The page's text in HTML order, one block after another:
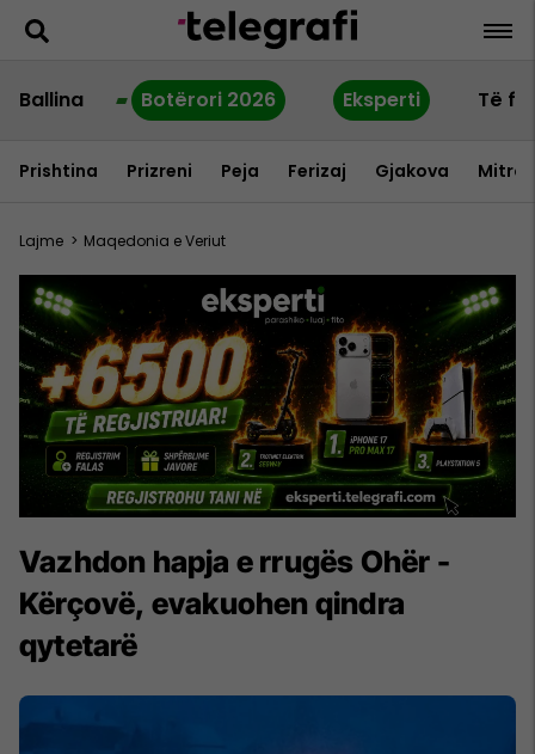
Ballina Botërori 2026 Eksperti Të
Prishtina Prizreni Peja Ferizaj Gjakova
Lajme > Maqedonia e Veriut
Vazhdon hapja e rrugës Ohër -
Kërçovë, evakuohen qindra
qytetarë